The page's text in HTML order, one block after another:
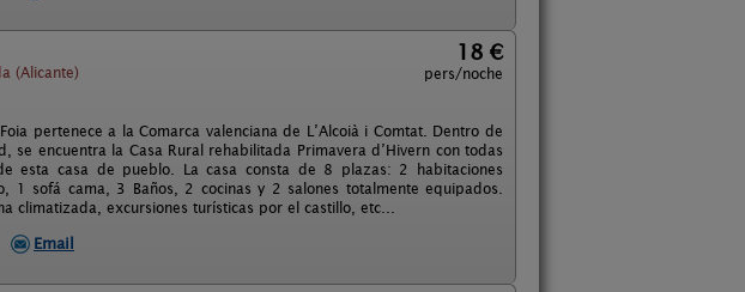
(Alicante)
18 €
pers/noche
pertenece a la Comarca valenciana de L’Alcoià i Comtat. Dentro de
encuentra la Casa Rural rehabilitada Primavera d’Hivern con todas
esta casa de pueblo. La casa consta de 8 plazas: 2 habitaciones
1 sofá cama, 3 Baños, 2 cocinas y 2 salones totalmente equipados.
climatizada, excursiones turísticas por el castillo, etc...
Email